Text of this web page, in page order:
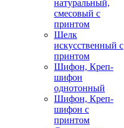
натуральный,
смесовый с
принтом
Шелк
искусственный с
принтом
Шифон, Креп-
шифон
однотонный
Шифон, Креп-
шифон с
принтом